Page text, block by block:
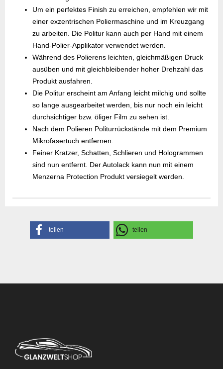
Um ein perfektes Finish zu erreichen, empfehlen wir mit
einer exzentrischen Poliermaschine und im Kreuzgang
zu arbeiten. Die Politur kann auch per Hand mit einem
Hand-Polier-Applikator verwendet werden.
Während des Polierens leichten, gleichmäßigen Druck
ausüben und mit gleichbleibender hoher Drehzahl das
Produkt ausfahren.
Die Politur erscheint am Anfang leicht milchig und sollte
so lange ausgearbeitet werden, bis nur noch ein leicht
durchsichtiger bzw. öliger Film zu sehen ist.
Nach dem Polieren Politurrückstände mit dem Premium
Mikrofasertuch entfernen.
Feiner Kratzer, Schatten, Schlieren und Hologrammen
sind nun entfernt. Der Autolack kann nun mit einem
Menzerna Protection Produkt versiegelt werden.
teilen teilen